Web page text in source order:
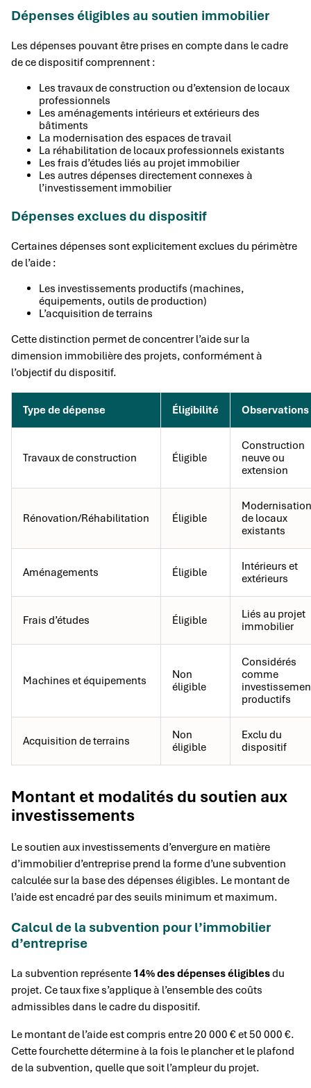
Dépenses éligibles au soutien immobilier
Les dépenses pouvant être prises en compte dans le cadre
de ce dispositif comprennent :
Les travaux de construction ou d’extension de locaux
professionnels
Les aménagements intérieurs et extérieurs des
bâtiments
La modernisation des espaces de travail
La réhabilitation de locaux professionnels existants
Les frais d’études liés au projet immobilier
Les autres dépenses directement connexes à
l’investissement immobilier
Dépenses exclues du dispositif
Certaines dépenses sont explicitement exclues du périmètre
de l’aide :
Les investissements productifs (machines,
équipements, outils de production)
L’acquisition de terrains
Cette distinction permet de concentrer l’aide sur la
dimension immobilière des projets, conformément à
l’objectif du dispositif.
Type de dépense Éligibilité Observations
Travaux de construction Éligible
Construction
neuve ou
extension
Rénovation/Réhabilitation Éligible
Modernisation
de locaux
existants
Aménagements Éligible
Intérieurs et
extérieurs
Frais d’études Éligible
Liés au projet
immobilier
Machines et équipements
Non
éligible
Considérés
comme
productifs
Acquisition de terrains
Non
éligible
Exclu du
dispositif
Montant et modalités du soutien aux
investissements
Le soutien aux investissements d’envergure en matière
d’immobilier d’entreprise prend la forme d’une subvention
calculée sur la base des dépenses éligibles. Le montant de
l’aide est encadré par des seuils minimum et maximum.
Calcul de la subvention pour l’immobilier
d’entreprise
La subvention représente 14% des dépenses éligiblesdu
projet. Ce taux fixe s’applique à l’ensemble des coûts
admissibles dans le cadre du dispositif.
Le montant de l’aide est compris entre 20 000 € et 50 000 €.
Cette fourchette détermine à la fois le plancher et le plafond
de la subvention, quelle que soit l’ampleur du projet.